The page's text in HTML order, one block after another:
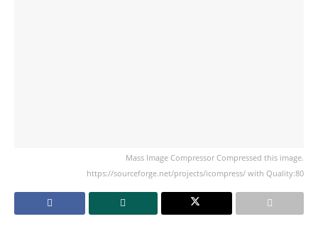
Mass Image Compressor Compressed this image.
https://sourceforge.net/projects/icompress/ with Quality:80